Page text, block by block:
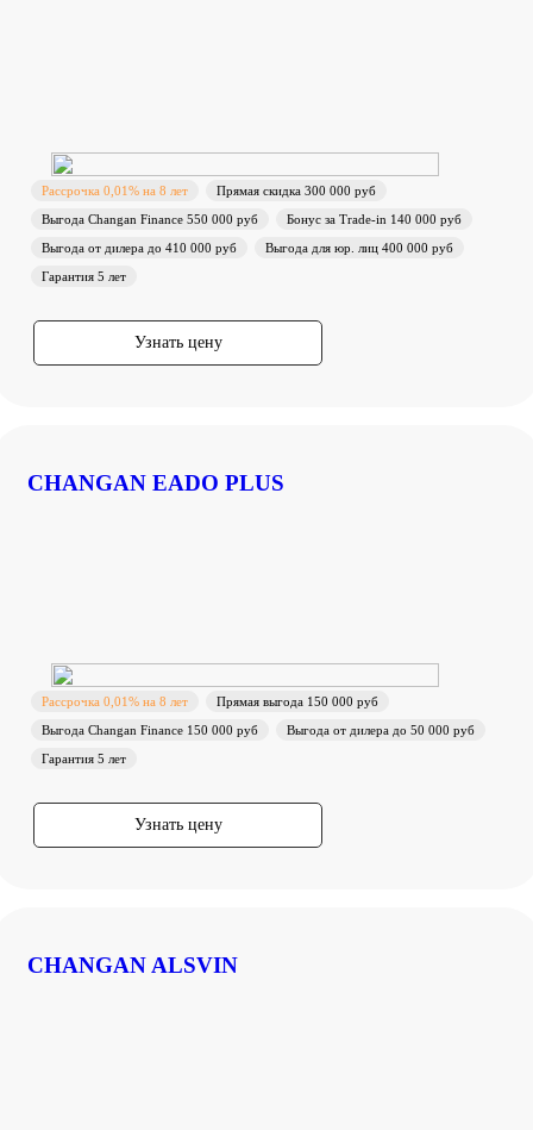
Рассрочка 0,01% на 8 лет
Прямая скидка 300 000 руб
Выгода Changan Finance 550 000 руб
Бонус за Trade-in 140 000 руб
Выгода от дилера до 410 000 руб
Выгода для юр. лиц 400 000 руб
Гарантия 5 лет
Узнать цену
CHANGAN EADO PLUS
Рассрочка 0,01% на 8 лет
Прямая выгода 150 000 руб
Выгода Changan Finance 150 000 руб
Выгода от дилера до 50 000 руб
Гарантия 5 лет
Узнать цену
CHANGAN ALSVIN